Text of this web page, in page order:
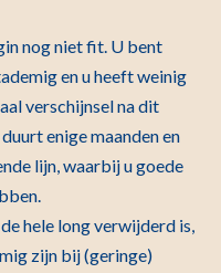
nog niet fit. U bent
en u heeft weinig
verschijnsel na dit
enige maanden en
lijn, waarbij u goede
hele long verwijderd is,
zijn bij (geringe)